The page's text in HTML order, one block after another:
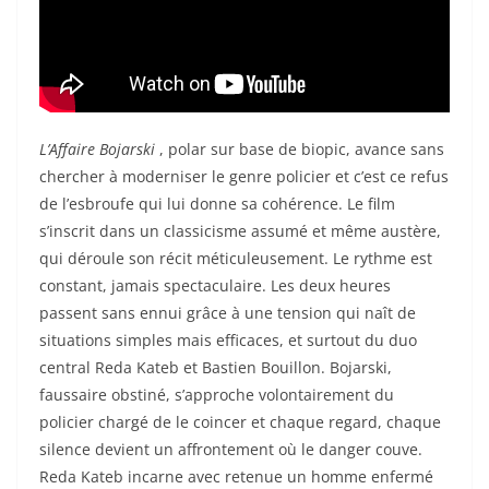
L’Affaire Bojarski , polar sur base de biopic, avance sans
chercher à moderniser le genre policier et c’est ce refus
de l’esbroufe qui lui donne sa cohérence. Le film
s’inscrit dans un classicisme assumé et même austère,
qui déroule son récit méticuleusement. Le rythme est
constant, jamais spectaculaire. Les deux heures
passent sans ennui grâce à une tension qui naît de
situations simples mais efficaces, et surtout du duo
central Reda Kateb et Bastien Bouillon. Bojarski,
faussaire obstiné, s’approche volontairement du
policier chargé de le coincer et chaque regard, chaque
silence devient un affrontement où le danger couve.
Reda Kateb incarne avec retenue un homme enfermé